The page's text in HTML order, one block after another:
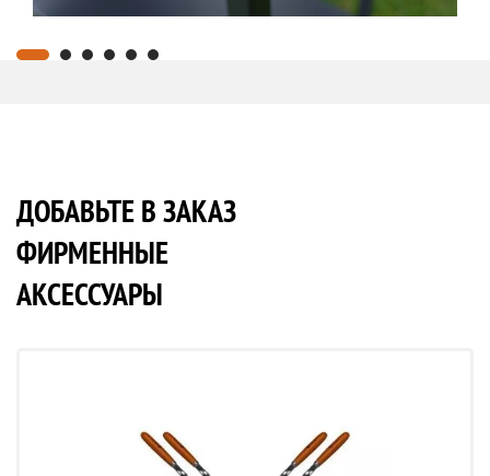
ДОБАВЬТЕ В ЗАКАЗ
ФИРМЕННЫЕ
АКСЕССУАРЫ